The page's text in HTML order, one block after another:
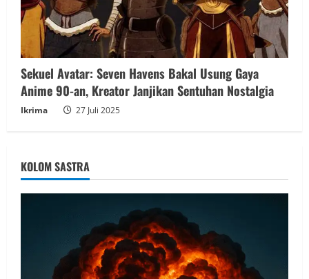
Sekuel Avatar: Seven Havens Bakal Usung Gaya
Anime 90-an, Kreator Janjikan Sentuhan Nostalgia
Ikrima 27 Juli 2025
KOLOM SASTRA